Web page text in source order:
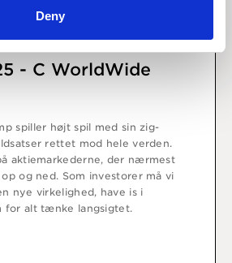
Deny
- C WorldWide
spiller højt spil med sin zig-
rettet mod hele verden.
aktiemarkederne, der nærmest
og ned. Som investorer må vi
nye virkelighed, have is i
for alt tænke langsigtet.